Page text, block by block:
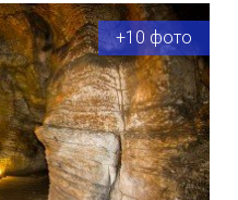
+10 фото